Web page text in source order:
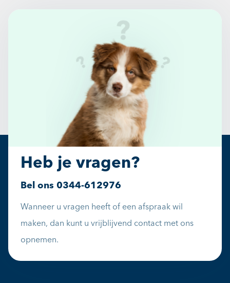
Heb je vragen?
Bel ons 0344-612976
Wanneer u vragen heeft of een afspraak wil
maken, dan kunt u vrijblijvend contact met ons
opnemen.